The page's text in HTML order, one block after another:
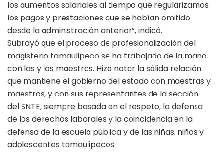
los aumentos salariales al tiempo que regularizamos
los pagos y prestaciones que se habían omitido
desde la administración anterior”, indicó.
Subrayó que el proceso de profesionalización del
magisterio tamaulipeco se ha trabajado de la mano
con las y los maestros. Hizo notar la sólida relación
que mantiene el gobierno del estado con maestras y
maestros, y con sus representantes de la sección
del SNTE, siempre basada en el respeto, la defensa
de los derechos laborales y la coincidencia en la
defensa de la escuela pública y de las niñas, niños y
adolescentes tamaulipecos.